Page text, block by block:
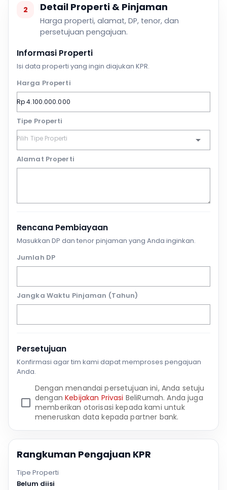
2 Detail Properti & Pinjaman
Harga properti, alamat, DP, tenor, dan
persetujuan pengajuan.
Informasi Properti
Isi data properti yang ingin diajukan KPR.
Harga Properti
Tipe Properti
Alamat Properti
Rencana Pembiayaan
Masukkan DP dan tenor pinjaman yang Anda inginkan.
Jumlah DP
Jangka Waktu Pinjaman (Tahun)
Persetujuan
Konfirmasi agar tim kami dapat memproses pengajuan
Anda.
Dengan menandai persetujuan ini, Anda setuju
denganKebijakan Privasi BeliRumah. Anda juga
memberikan otorisasi kepada kami untuk
meneruskan data kepada partner bank.
Rangkuman Pengajuan KPR
Tipe Properti
Belum diisi